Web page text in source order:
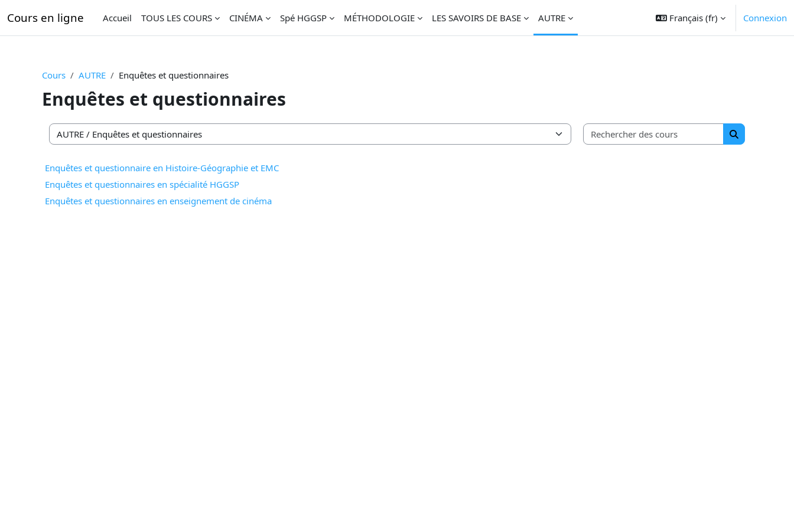
Cours en ligne Accueil TOUS LES COURS CINÉMA Spé HGGSP MÉTHODOLOGIE LES SAVOIRS DE BASE AUTRE Français ‎(fr)‎ Connexion
Cours AUTRE Enquêtes et questionnaires
Enquêtes et questionnaires
Catégories de cours
Rechercher des
Rechercher
Enquêtes et questionnaire en Histoire-Géographie et EMC
Enquêtes et questionnaires en spécialité HGGSP
Enquêtes et questionnaires en enseignement de cinéma